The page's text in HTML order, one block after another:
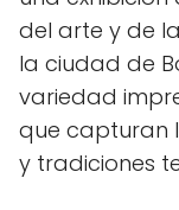
del arte y de
la ciudad de
variedad
que capturan
y tradiciones